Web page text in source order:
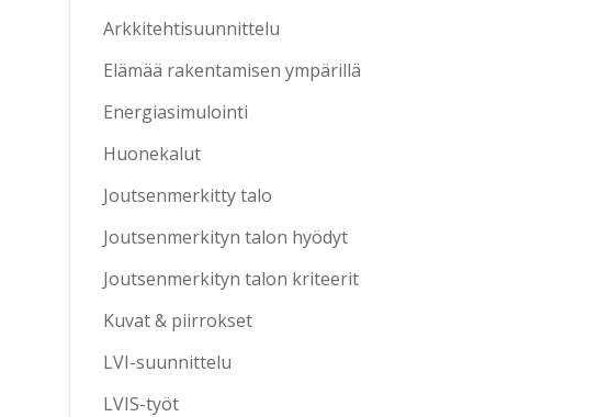
Arkkitehtisuunnittelu
Elämää rakentamisen ympärillä
Energiasimulointi
Huonekalut
Joutsenmerkitty talo
Joutsenmerkityn talon hyödyt
Joutsenmerkityn talon kriteerit
Kuvat & piirrokset
LVI-suunnittelu
LVIS-työt